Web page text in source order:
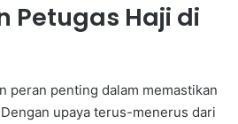
Petugas Haji di
peran penting dalam memastikan
upaya terus-menerus dari